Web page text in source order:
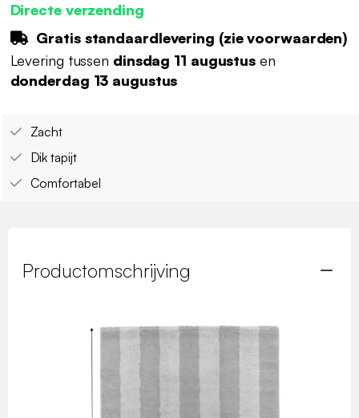
Directe verzending
Gratis standaardlevering (zie voorwaarden)
Levering tussen dinsdag 11 augustus en
donderdag 13 augustus
Zacht
Dik tapijt
Comfortabel
Productomschrijving